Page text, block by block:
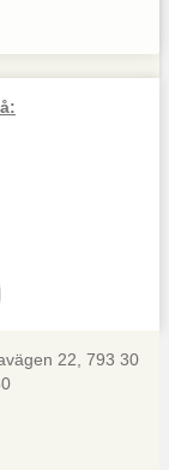
22, 793 30